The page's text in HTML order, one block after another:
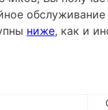
ниже, как и